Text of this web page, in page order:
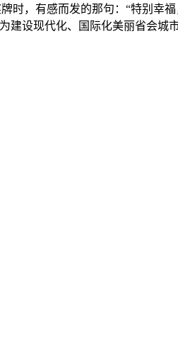
时，有感而发的那句：“特别幸
设现代化、国际化美丽省会城